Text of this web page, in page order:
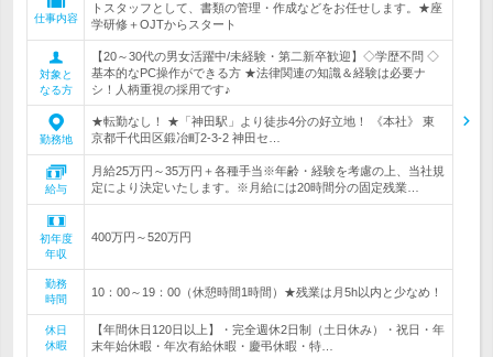
仕事内容
トスタッフとして、書類の管理・作成などをお任せします。★座
学研修＋OJTからスタート
対象と
なる方
【20～30代の男女活躍中/未経験・第二新卒歓迎】◇学歴不問 ◇
基本的なPC操作ができる方 ★法律関連の知識＆経験は必要ナ
シ！人柄重視の採用です♪
勤務地
★転勤なし！ ★「神田駅」より徒歩4分の好立地！ 《本社》 東
京都千代田区鍛冶町2-3-2 神田セ…
給与
月給25万円～35万円＋各種手当※年齢・経験を考慮の上、当社規
定により決定いたします。※月給には20時間分の固定残業…
初年度
年収
400万円～520万円
勤務
時間
10：00～19：00（休憩時間1時間）★残業は月5h以内と少なめ！
休日
休暇
【年間休日120日以上】・完全週休2日制（土日休み）・祝日・年
末年始休暇・年次有給休暇・慶弔休暇・特…